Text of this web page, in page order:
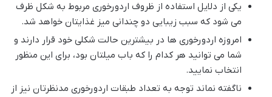
یکی از دلایل استفاده از ظروف اردورخوری مربوط به شکل ظرف
می شود که سبب زیبایی دو چندانی میز غذایتان خواهد شد.
امروزه اردورخوری ها در بیشترین حالت شکلی خود قرار دارند و
شما می توانید هر کدام را که باب میلتان بود، برای این منظور
انتخاب نمایید.
ناگفته نماند توجه به تعداد طبقات اردورخوری مدنظرتان نیز از